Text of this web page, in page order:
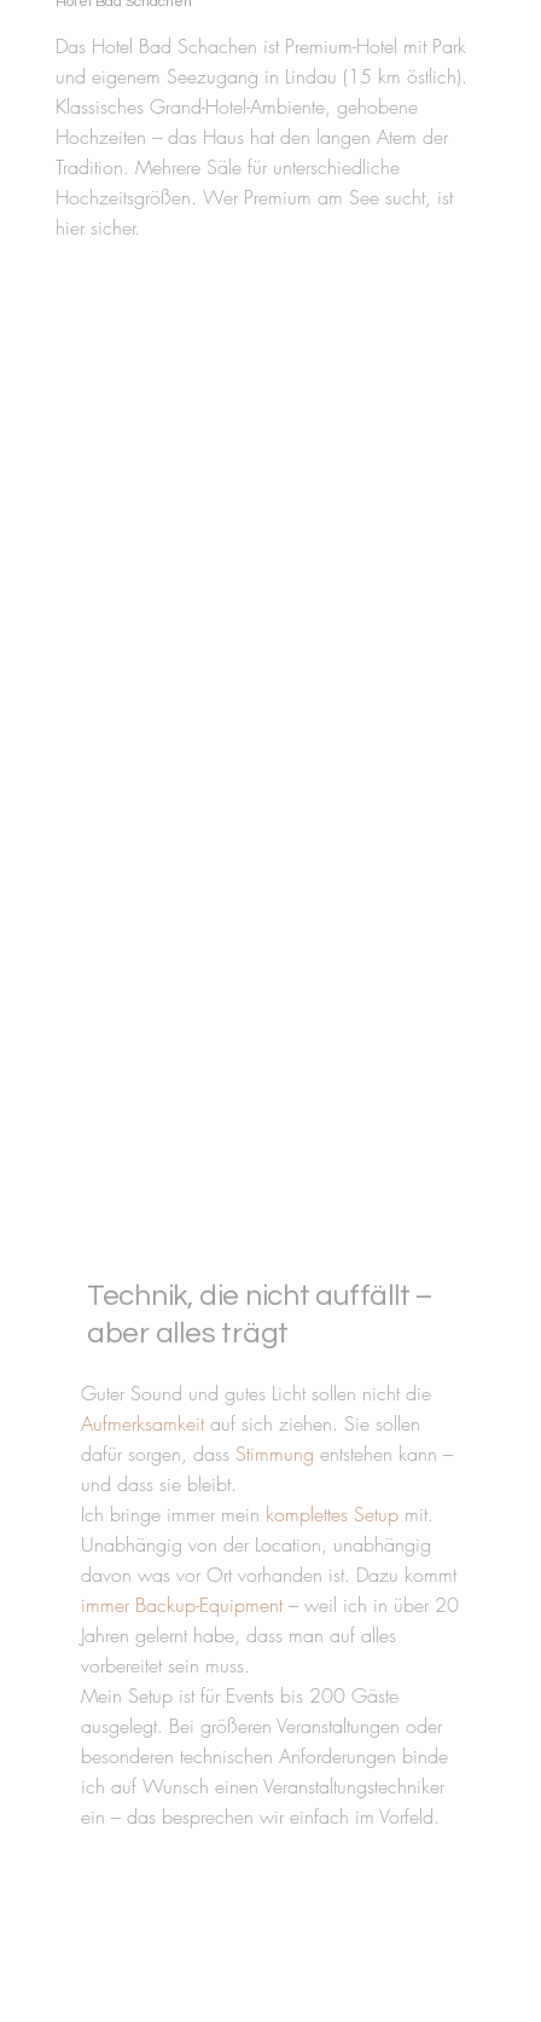
Das Hotel Bad Schachen ist Premium-Hotel mit Park
und eigenem Seezugang in Lindau (15 km östlich).
Klassisches Grand-Hotel-Ambiente, gehobene
Hochzeiten – das Haus hat den langen Atem der
Tradition. Mehrere Säle für unterschiedliche
Hochzeitsgrößen. Wer Premium am See sucht, ist
hier sicher.
Technik, die nicht auffällt –
aber alles trägt
Guter Sound und gutes Licht sollen nicht die
Aufmerksamkeitauf sich ziehen. Sie sollen
dafür sorgen, dass Stimmung entstehen kann –
und dass sie bleibt.
Ich bringe immer mein komplettes Setup mit.
Unabhängig von der Location, unabhängig
davon was vor Ort vorhanden ist. Dazu kommt
immer Backup-Equipment– weil ich in über 20
Jahren gelernt habe, dass man auf alles
vorbereitet sein muss.
Mein Setup ist für Events bis 200 Gäste
ausgelegt. Bei größeren Veranstaltungen oder
besonderen technischen Anforderungen binde
ich auf Wunsch einen Veranstaltungstechniker
ein – das besprechen wir einfach im Vorfeld.